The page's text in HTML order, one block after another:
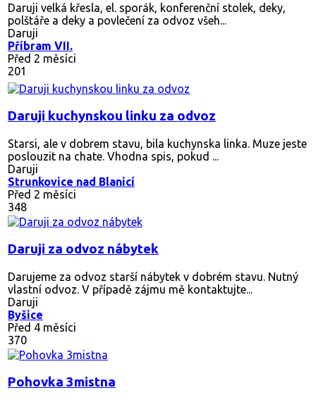
Daruji velká křesla, el. sporák, konferenční stolek, deky,
polštáře a deky a povlečení za odvoz všeh...
Daruji
Příbram VII.
Před 2 měsíci
201
Daruji kuchynskou linku za odvoz
Starsi, ale v dobrem stavu, bila kuchynska linka. Muze jeste
poslouzit na chate. Vhodna spis, pokud ...
Daruji
Strunkovice nad Blanicí
Před 2 měsíci
348
Daruji za odvoz nábytek
Darujeme za odvoz starší nábytek v dobrém stavu. Nutný
vlastní odvoz. V případě zájmu mě kontaktujte...
Daruji
Byšice
Před 4 měsíci
370
Pohovka 3mistna